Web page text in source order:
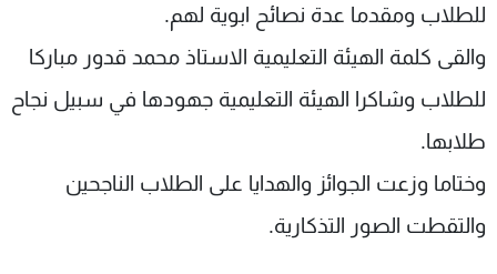
للطلاب ومقدما عدة نصائح ابوية لهم.
والقى كلمة الهيئة التعليمية الاستاذ محمد قدور مباركا
للطلاب وشاكرا الهيئة التعليمية جهودها في سبيل نجاح
طلابها.
وختاما وزعت الجوائز والهدايا على الطلاب الناجحين
والتقطت الصور التذكارية.